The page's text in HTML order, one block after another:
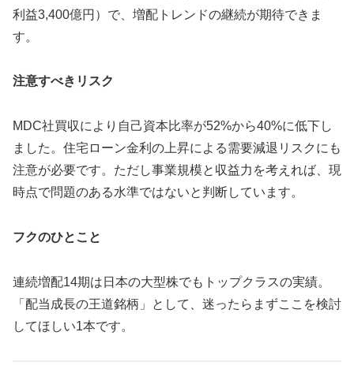
利益3,400億円）で、増配トレンドの継続が期待できま
す。
注意すべきリスク
MDC社買収により自己資本比率が52%から40%に低下し
ました。住宅ローン金利の上昇による需要減退リスクにも
注意が必要です。ただし事業規模と収益力を考えれば、現
時点で問題のある水準ではないと判断しています。
フクのひとこと
連続増配14期は日本の大型株でもトップクラスの実績。
「配当成長の王道銘柄」として、迷ったらまずここを検討
してほしい1本です。